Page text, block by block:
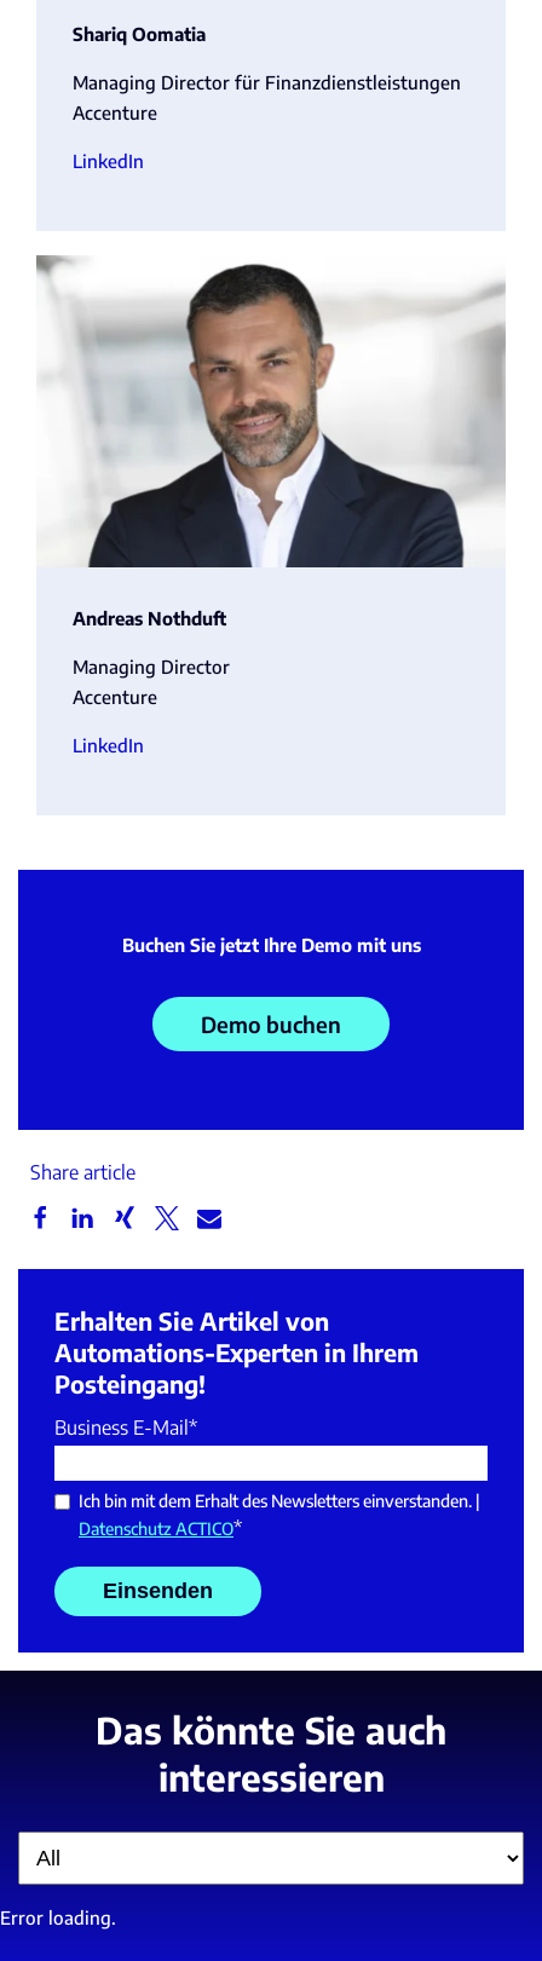
Shariq Oomatia
Managing Director für Finanzdienstleistungen
Accenture
LinkedIn
Andreas Nothduft
Managing Director
Accenture
LinkedIn
Buchen Sie jetzt Ihre Demo mit uns
Demo buchen
Share article
Erhalten Sie Artikel von
Automations-Experten in Ihrem
Posteingang!
Business E-Mail*
Ich bin mit dem Erhalt des Newsletters einverstanden. |
Datenschutz ACTICO*
Das könnte Sie auch
interessieren
Error loading.